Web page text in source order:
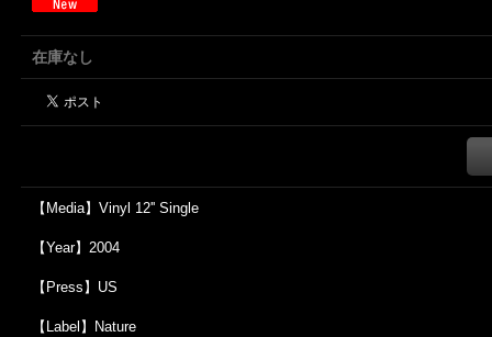
在庫なし
【Media】Vinyl 12'' Single
【Year】2004
【Press】US
【Label】Nature